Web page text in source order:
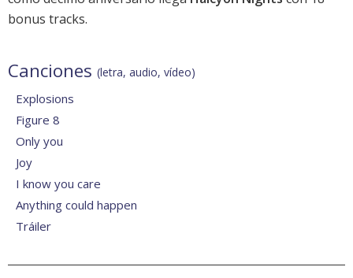
bonus tracks.
Canciones (letra, audio, vídeo)
Explosions
Figure 8
Only you
Joy
I know you care
Anything could happen
Tráiler